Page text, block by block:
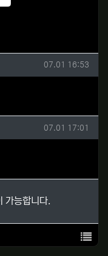
천
작성일
07.01 16:53
작성일
07.01 17:01
가능합니다.
목록